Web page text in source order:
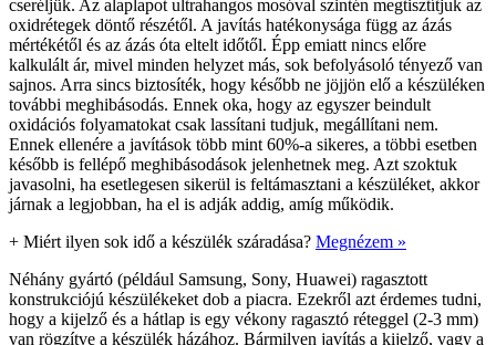
cseréljük. Az alaplapot ultrahangos mosóval szintén megtisztítjuk az
oxidrétegek döntő részétől. A javítás hatékonysága függ az ázás
mértékétől és az ázás óta eltelt időtől. Épp emiatt nincs előre
kalkulált ár, mivel minden helyzet más, sok befolyásoló tényező van
sajnos. Arra sincs biztosíték, hogy később ne jöjjön elő a készüléken
további meghibásodás. Ennek oka, hogy az egyszer beindult
oxidációs folyamatokat csak lassítani tudjuk, megállítani nem.
Ennek ellenére a javítások több mint 60%-a sikeres, a többi esetben
később is fellépő meghibásodások jelenhetnek meg. Azt szoktuk
javasolni, ha esetlegesen sikerül is feltámasztani a készüléket, akkor
járnak a legjobban, ha el is adják addig, amíg működik.
+ Miért ilyen sok idő a készülék száradása? Megnézem »
Néhány gyártó (például Samsung, Sony, Huawei) ragasztott
konstrukciójú készülékeket dob a piacra. Ezekről azt érdemes tudni,
hogy a kijelző és a hátlap is egy vékony ragasztó réteggel (2-3 mm)
van rögzítve a készülék házához. Bármilyen javítás a kijelző, vagy a